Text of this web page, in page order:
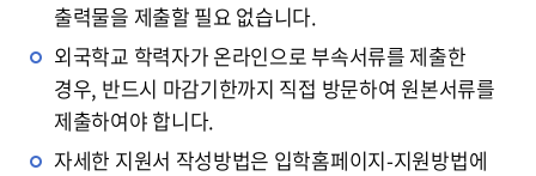
출력물을 제출할 필요 없습니다.
외국학교 학력자가 온라인으로 부속서류를 제출한
경우, 반드시 마감기한까지 직접 방문하여 원본서류를
제출하여야 합니다.
자세한 지원서 작성방법은 입학홈페이지-지원방법에